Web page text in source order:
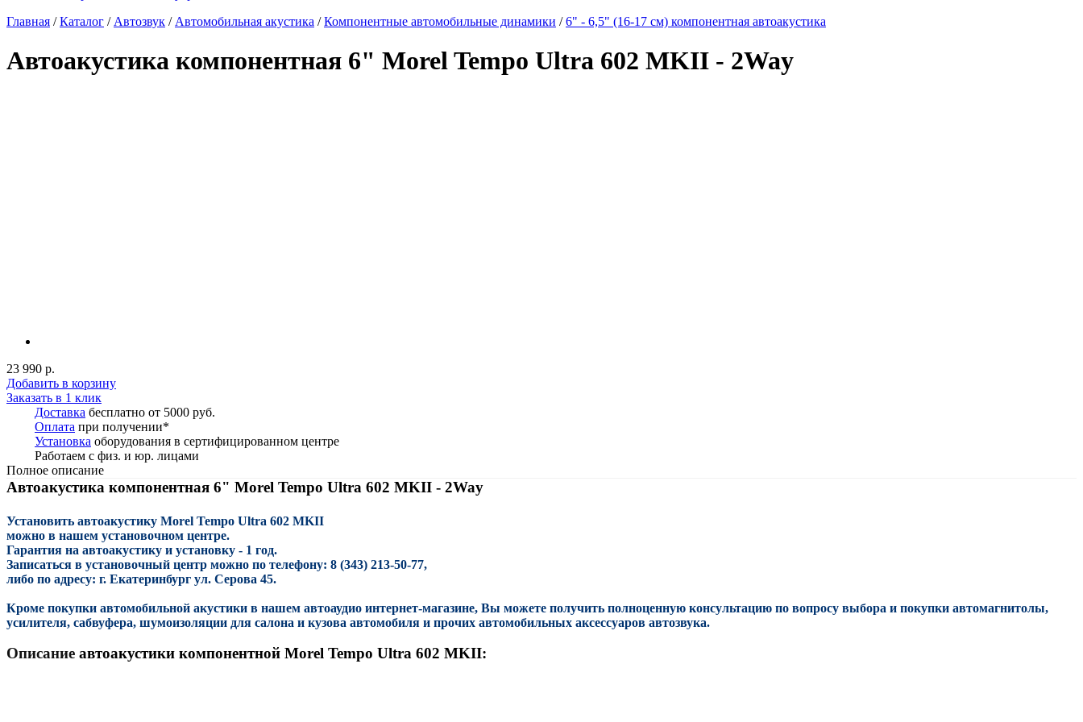
Главная /Каталог / Автозвук / Автомобильная акустика /Компонентные автомобильные динамики /6" - 6,5" (16-17 см) компонентная автоакустика
Автоакустика компонентная 6" Morel Tempo Ultra 602 MKII - 2Way
23 990 р.
Добавить в корзину
Заказать в 1 клик
Доставка бесплатно от 5000 руб.
Оплата при получении*
Установка оборудования в сертифицированном центре
Работаем с физ. и юр. лицами
Полное описание
Автоакустика компонентная 6" Morel Tempo Ultra 602 MKII - 2Way
Установить автоакустику Morel Tempo Ultra 602 MKII
можно в нашем установочном центре.
Гарантия на автоакустику и установку - 1 год.
Записаться в установочный центр можно по телефону: 8 (343) 213-50-77,
либо по адресу: г. Екатеринбург ул. Серова 45.
Кроме покупки автомобильной акустики в нашем автоаудио интернет-магазине, Вы можете получить полноценную консультацию по вопросу выбора и покупки автомагнитолы,
усилителя, сабвуфера, шумоизоляции для салона и кузова автомобиля и прочих автомобильных аксессуаров автозвука.
Описание автоакустики компонентной Morel Tempo Ultra 602 MKII: